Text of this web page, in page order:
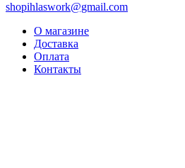
shopihlaswork@gmail.com
О магазине
Доставка
Оплата
Контакты